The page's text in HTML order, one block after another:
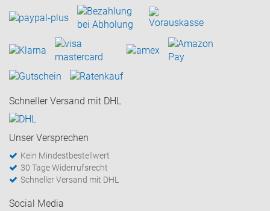
Schneller Versand mit DHL
Unser Versprechen
Kein Mindestbestellwert
30 Tage Widerrufsrecht
Schneller Versand mit DHL
Social Media